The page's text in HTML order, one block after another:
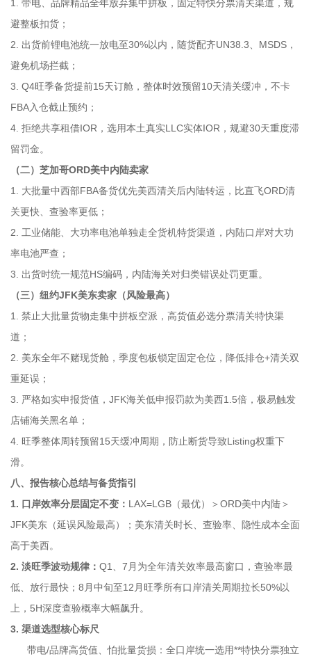
1. 带电、品牌精品全年放弃集中拼板，固定特快分票清关渠道，规
避整板扣货；
2. 出货前锂电池统一放电至30%以内，随货配齐UN38.3、MSDS，
避免机场拦截；
3. Q4旺季备货提前15天订舱，整体时效预留10天清关缓冲，不卡
FBA入仓截止预约；
4. 拒绝共享租借IOR，选用本土真实LLC实体IOR，规避30天重度滞
留罚金。
（二）芝加哥ORD美中内陆卖家
1. 大批量中西部FBA备货优先美西清关后内陆转运，比直飞ORD清
关更快、查验率更低；
2. 工业储能、大功率电池单独走全货机特货渠道，内陆口岸对大功
率电池严查；
3. 出货时统一规范HS编码，内陆海关对归类错误处罚更重。
（三）纽约JFK美东卖家（风险最高）
1. 禁止大批量货物走集中拼板空派，高货值必选分票清关特快渠
道；
2. 美东全年不赌现货舱，季度包板锁定固定仓位，降低排仓+清关双
重延误；
3. 严格如实申报货值，JFK海关低申报罚款为美西1.5倍，极易触发
店铺海关黑名单；
4. 旺季整体周转预留15天缓冲周期，防止断货导致Listing权重下
滑。
八、报告核心总结与备货指引
1. 口岸效率分层固定不变： LAX=LGB（最优）＞ORD美中内陆＞
JFK美东（延误风险最高）；美东清关时长、查验率、隐性成本全面
高于美西。
2. 淡旺季波动规律： Q1、7月为全年清关效率最高窗口，查验率最
低、放行最快；8月中旬至12月旺季所有口岸清关周期拉长50%以
上，5H深度查验概率大幅飙升。
3. 渠道选型核心标尺
带电/品牌高货值、怕批量货损：全口岸统一选用**特快分票独立